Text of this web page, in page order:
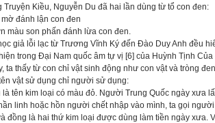
Truyện Kiều, Nguyễn Du đã hai lần dùng từ tổ con đen:
đánh lận con đen
màu son phấn đánh lừa con đen.
giả lỗi lạc từ Trương Vĩnh Ký đến Đào Duy Anh đều
trong Đại Nam quốc âm tự vị [6] của Huỳnh Tịnh
ta thấy từ con chỉ vật sinh động như con vật và tròng
vật sử dụng chỉ người sử dụng:
tên kim loại có màu đỏ. Người Trung Quốc ngày xưa
linh hoặc hồn người chết nhập vào mình, ta gọi
đồng là hai thứ kim loại được dùng làm tiền ngày xưa.